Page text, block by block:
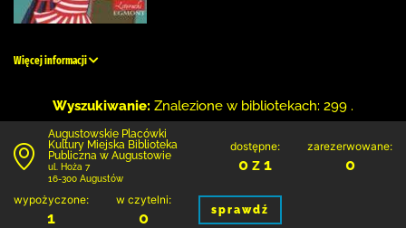
Więcej informacji
Wyszukiwanie: Znalezione w bibliotekach: 299 .
Augustowskie Placówki
Kultury Miejska Biblioteka
Publiczna w Augustowie
ul. Hoża 7
16-300 Augustów
dostępne:
0 z 1
zarezerwowane:
0
wypożyczone:
1
w czytelni:
0 sprawdź